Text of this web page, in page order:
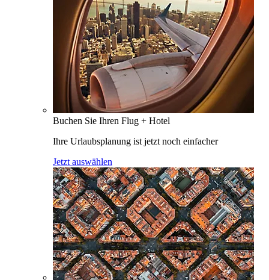
Buchen Sie Ihren Flug + Hotel
Ihre Urlaubsplanung ist jetzt noch einfacher
Jetzt auswählen